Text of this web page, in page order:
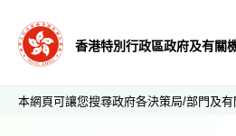
香港特別行政區政府及有關
本網頁可讓您搜尋政府各決策局/部門及